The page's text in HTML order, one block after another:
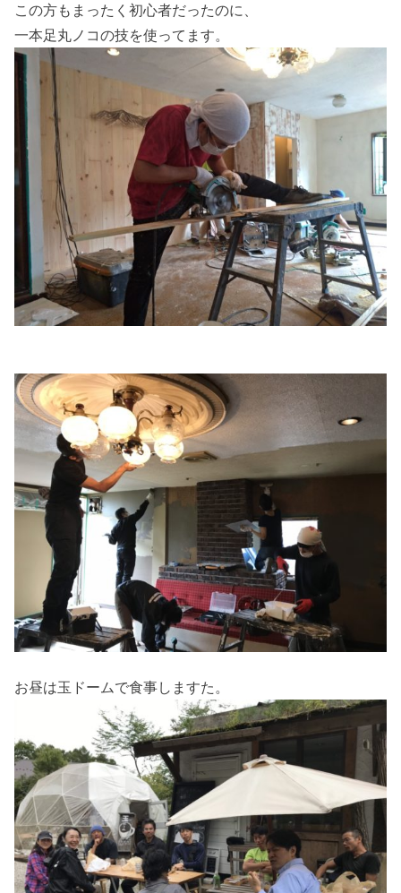
この方もまったく初心者だったのに、
一本足丸ノコの技を使ってます。
お昼は玉ドームで食事しますた。